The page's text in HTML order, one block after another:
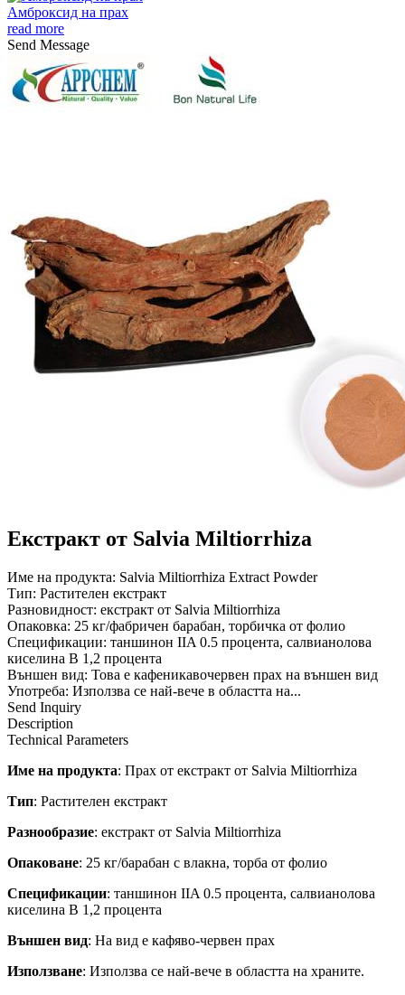
Амброксид на прах
read more
Send Message
Екстракт от Salvia Miltiorrhiza
Име на продукта: Salvia Miltiorrhiza Extract Powder
Тип: Растителен екстракт
Разновидност: екстракт от Salvia Miltiorrhiza
Опаковка: 25 кг/фабричен барабан, торбичка от фолио
Спецификации: таншинон IIA 0.5 процента, салвианолова
киселина B 1,2 процента
Външен вид: Това е кафеникавочервен прах на външен вид
Употреба: Използва се най-вече в областта на...
Send Inquiry
Description
Technical Parameters
Име на продукта: Прах от екстракт от Salvia Miltiorrhiza
Тип: Растителен екстракт
Разнообразие: екстракт от Salvia Miltiorrhiza
Опаковане: 25 кг/барабан с влакна, торба от фолио
Спецификации: таншинон IIA 0.5 процента, салвианолова
киселина B 1,2 процента
Външен вид: На вид е кафяво-червен прах
Използване: Използва се най-вече в областта на храните.